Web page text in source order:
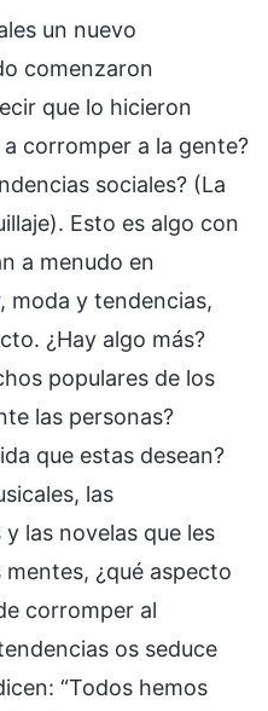
un nuevo
comenzaron
que lo hicieron
corromper a la gente?
sociales? (La
Esto es algo con
a menudo en
moda y tendencias,
¿Hay algo más?
populares de los
las personas?
que estas desean?
las
las novelas que les
¿qué aspecto
corromper al
os seduce
“Todos hemos